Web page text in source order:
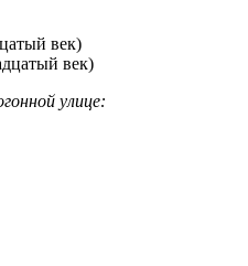
век)
век)
улице: